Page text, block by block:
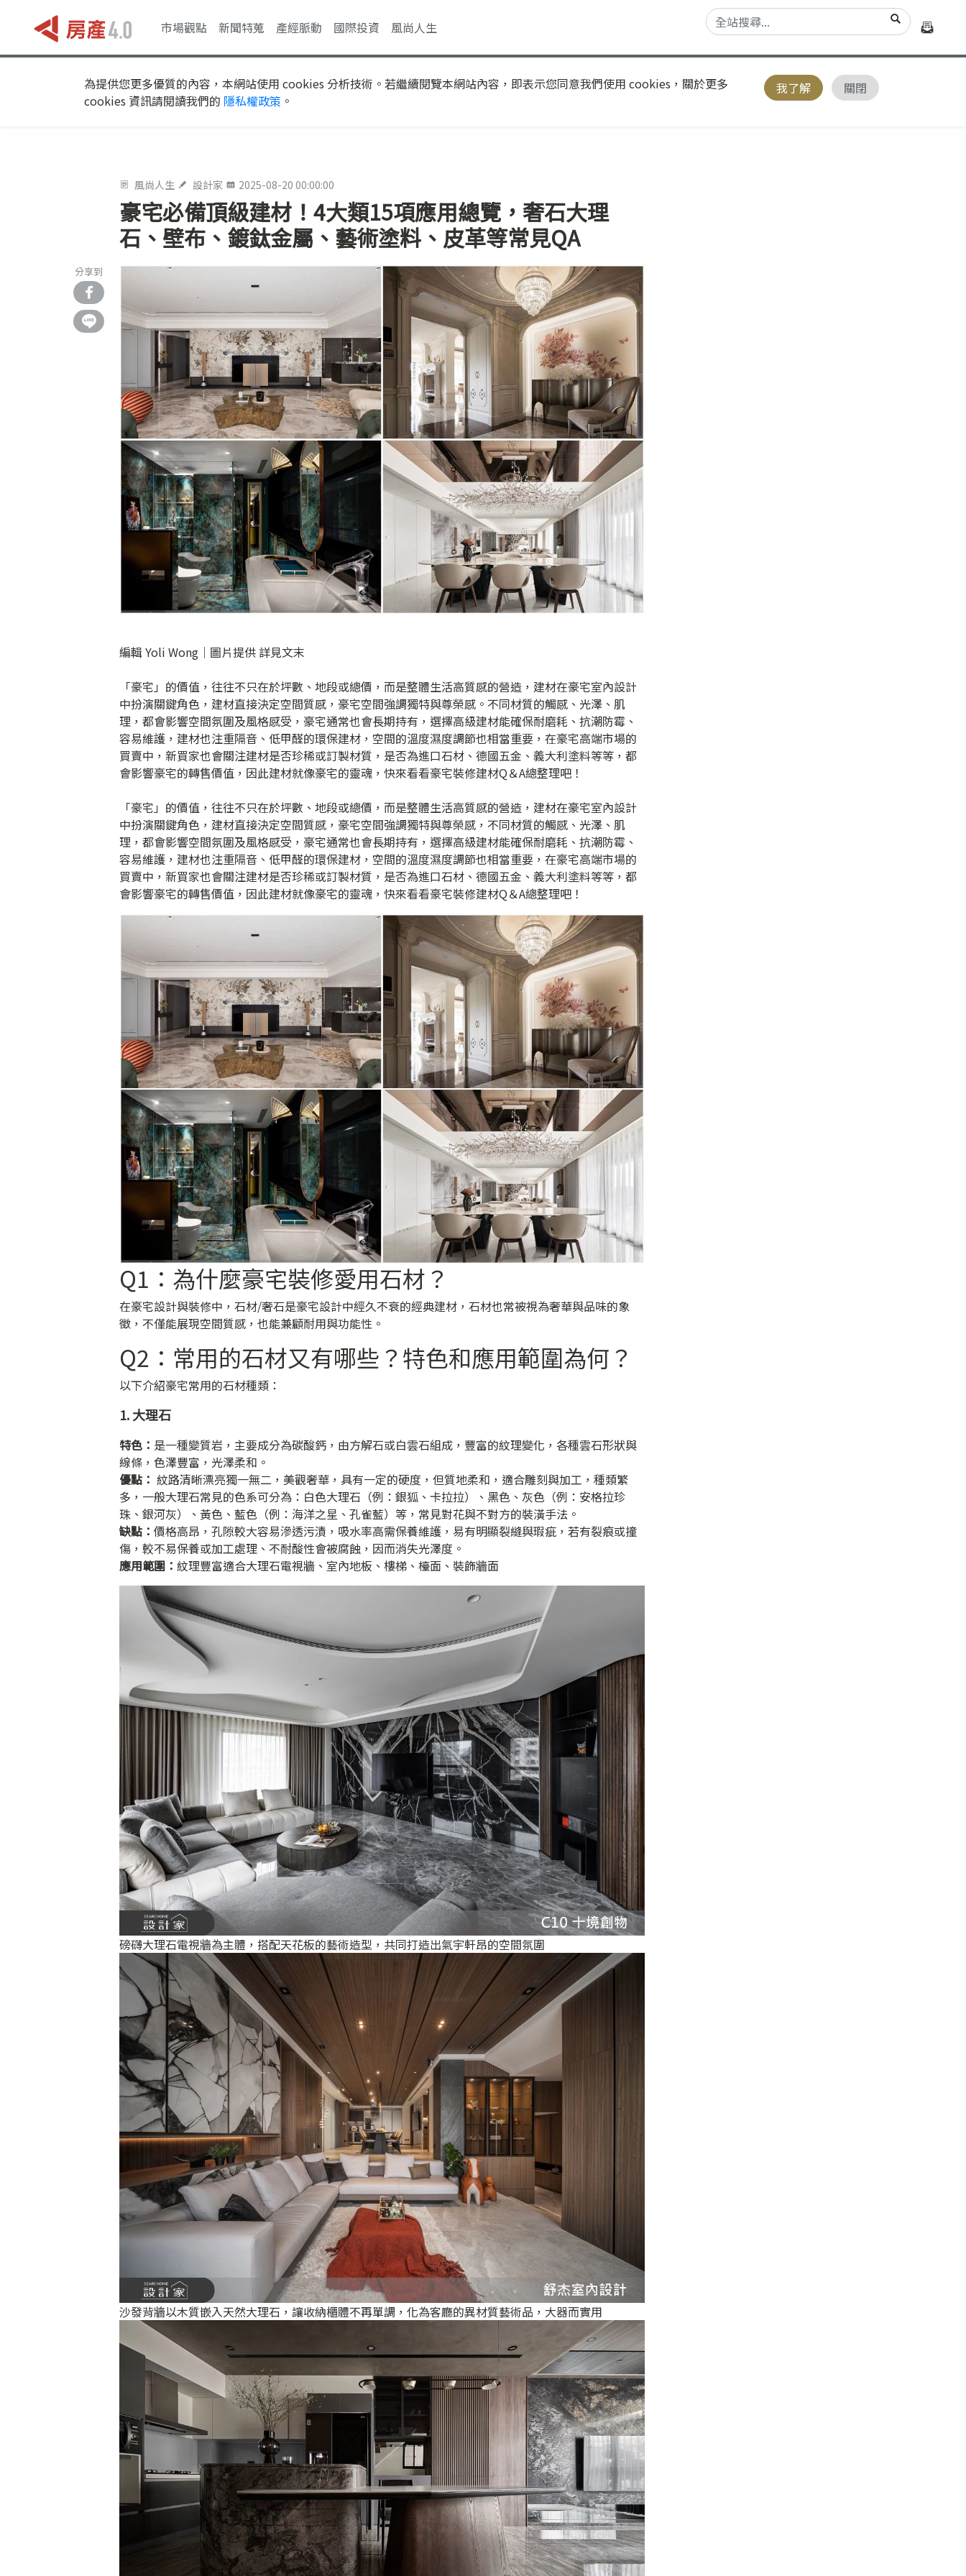
市場觀點 新聞特蒐 產經脈動 國際投資 風尚人生
為提供您更多優質的內容，本網站使用 cookies 分析技術。若繼續閱覽本網站內容，即表示您同意我們使用 cookies，關於更多
cookies 資訊請閱讀我們的 隱私權政策 。
我了解 關閉
風尚人生 設計家 2025-08-20 00:00:00
豪宅必備頂級建材！4大類15項應用總覽，奢石大理
石、壁布、鍍鈦金屬、藝術塗料、皮革等常見QA
分享到
編輯 Yoli Wong｜圖片提供 詳見文末
「豪宅」的價值，往往不只在於坪數、地段或總價，而是整體生活高質感的營造，建材在豪宅室內設計
中扮演關鍵角色，建材直接決定空間質感，豪宅空間強調獨特與尊榮感。不同材質的觸感、光澤、肌
理，都會影響空間氛圍及風格感受，豪宅通常也會長期持有，選擇高級建材能確保耐磨耗、抗潮防霉、
容易維護，建材也注重隔音、低甲醛的環保建材，空間的溫度濕度調節也相當重要，在豪宅高端市場的
買賣中，新買家也會關注建材是否珍稀或訂製材質，是否為進口石材、德國五金、義大利塗料等等，都
會影響豪宅的轉售價值，因此建材就像豪宅的靈魂，快來看看豪宅裝修建材Q＆A總整理吧！
「豪宅」的價值，往往不只在於坪數、地段或總價，而是整體生活高質感的營造，建材在豪宅室內設計
中扮演關鍵角色，建材直接決定空間質感，豪宅空間強調獨特與尊榮感，不同材質的觸感、光澤、肌
理，都會影響空間氛圍及風格感受，豪宅通常也會長期持有，選擇高級建材能確保耐磨耗、抗潮防霉、
容易維護，建材也注重隔音、低甲醛的環保建材，空間的溫度濕度調節也相當重要，在豪宅高端市場的
買賣中，新買家也會關注建材是否珍稀或訂製材質，是否為進口石材、德國五金、義大利塗料等等，都
會影響豪宅的轉售價值，因此建材就像豪宅的靈魂，快來看看豪宅裝修建材Q＆A總整理吧！
Q1：為什麼豪宅裝修愛用石材？
在豪宅設計與裝修中，石材/奢石是豪宅設計中經久不衰的經典建材，石材也常被視為奢華與品味的象
徵，不僅能展現空間質感，也能兼顧耐用與功能性。
Q2：常用的石材又有哪些？特色和應用範圍為何？
以下介紹豪宅常用的石材種類：
1. 大理石
特色： 是一種變質岩，主要成分為碳酸鈣，由方解石或白雲石組成，豐富的紋理變化，各種雲石形狀與
線條，色澤豐富，光澤柔和。
優點： 紋路清晰漂亮獨一無二，美觀奢華，具有一定的硬度，但質地柔和，適合雕刻與加工，種類繁
多，一般大理石常見的色系可分為：白色大理石（例：銀狐、卡拉拉）、黑色、灰色（例：安格拉珍
珠、銀河灰）、黃色、藍色（例：海洋之星、孔雀藍）等，常見對花與不對方的裝潢手法。
缺點： 價格高昂，孔隙較大容易滲透污漬，吸水率高需保養維護，易有明顯裂縫與瑕疵，若有裂痕或撞
傷，較不易保養或加工處理、不耐酸性會被腐蝕，因而消失光澤度。
應用範圍： 紋理豐富適合大理石電視牆、室內地板、樓梯、檯面、裝飾牆面
磅礴大理石電視牆為主體，搭配天花板的藝術造型，共同打造出氣宇軒昂的空間氛圍
沙發背牆以木質嵌入天然大理石，讓收納櫃體不再單調，化為客廳的異材質藝術品，大器而實用